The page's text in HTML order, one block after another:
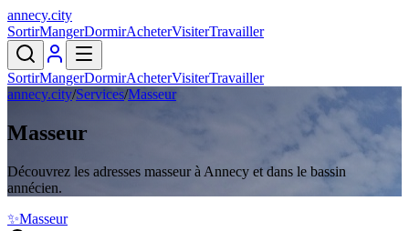
annecy.city
SortirMangerDormirAcheterVisiterTravailler
SortirMangerDormirAcheterVisiterTravailler
annecy.city/Services/Masseur
Masseur
Découvrez les adresses masseur à Annecy et dans le bassin
annécien.
✨Masseur